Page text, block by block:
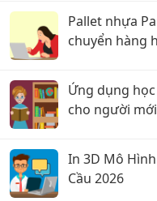
Pallet nhựa
chuyển hàng
Ứng dụng
cho người mới
In 3D Mô
Cầu 2026